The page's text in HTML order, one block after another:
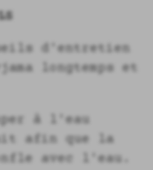
d'entretien
longtemps et
à l'eau
afin que la
avec l'eau.